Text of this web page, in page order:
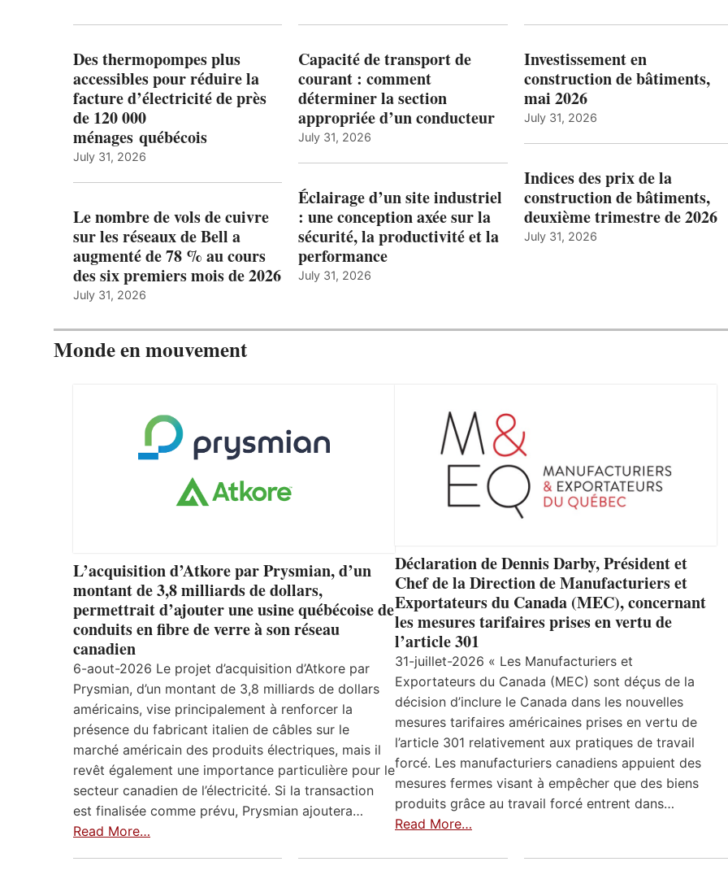
Des thermopompes plus
accessibles pour réduire la
facture d’électricité de près
de 120 000
ménages québécois
July 31, 2026
Le nombre de vols de cuivre
sur les réseaux de Bell a
augmenté de 78 % au cours
des six premiers mois de 2026
July 31, 2026
Capacité de transport de
courant : comment
déterminer la section
appropriée d’un conducteur
July 31, 2026
Éclairage d’un site industriel
: une conception axée sur la
sécurité, la productivité et la
performance
July 31, 2026
Investissement en
construction de bâtiments,
mai 2026
July 31, 2026
Indices des prix de la
construction de bâtiments,
deuxième trimestre de 2026
July 31, 2026
Monde en mouvement
L’acquisition d’Atkore par Prysmian, d’un
montant de 3,8 milliards de dollars,
permettrait d’ajouter une usine québécoise de
conduits en fibre de verre à son réseau
canadien
6-aout-2026 Le projet d’acquisition d’Atkore par
Prysmian, d’un montant de 3,8 milliards de dollars
américains, vise principalement à renforcer la
présence du fabricant italien de câbles sur le
marché américain des produits électriques, mais il
revêt également une importance particulière pour le
secteur canadien de l’électricité. Si la transaction
est finalisée comme prévu, Prysmian ajoutera…
Read More…
Déclaration de Dennis Darby, Président et
Chef de la Direction de Manufacturiers et
Exportateurs du Canada (MEC), concernant
les mesures tarifaires prises en vertu de
l’article 301
31-juillet-2026 « Les Manufacturiers et
Exportateurs du Canada (MEC) sont déçus de la
décision d’inclure le Canada dans les nouvelles
mesures tarifaires américaines prises en vertu de
l’article 301 relativement aux pratiques de travail
forcé. Les manufacturiers canadiens appuient des
mesures fermes visant à empêcher que des biens
produits grâce au travail forcé entrent dans…
Read More…